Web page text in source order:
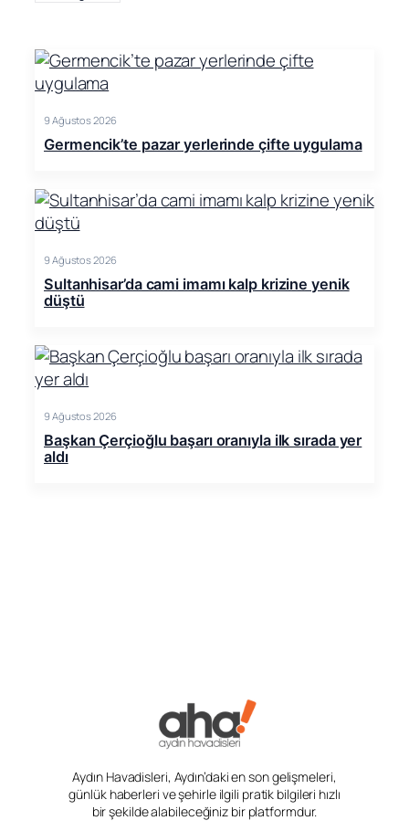
9 Ağustos 2026
Germencik’te pazar yerlerinde çifte uygulama
9 Ağustos 2026
Sultanhisar’da cami imamı kalp krizine yenik
düştü
9 Ağustos 2026
Başkan Çerçioğlu başarı oranıyla ilk sırada yer
aldı
Aydın Havadisleri, Aydın’daki en son gelişmeleri,
günlük haberleri ve şehirle ilgili pratik bilgileri hızlı
bir şekilde alabileceğiniz bir platformdur.